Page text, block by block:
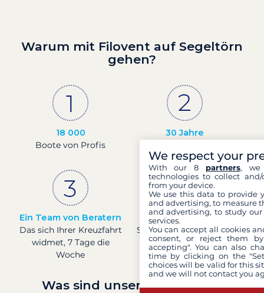
Warum mit Filovent auf Segeltörn
gehen?
18 000
Boote von Profis
30 Jahre
Leidenschaft
Ein Team von Beratern
Das sich Ihrer Kreuzfahrt
widmet, 7 Tage die
Woche
Preise in Echtzeit
Sehen Sie die Preise für
Boote in Echtzeit.
Was sind unsere Garantien?
We respect your
With our 8 partners, we
technologies to collect
from your device.
We use this data to provide
and advertising, to measure
and advertising, to study
services.
You can accept all cookies
consent, or reject them
accepting". You can also
time by clicking on the
choices will be valid for this
and we will not contact you